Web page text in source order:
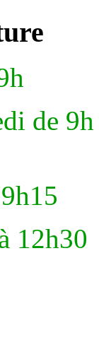
de
12h30